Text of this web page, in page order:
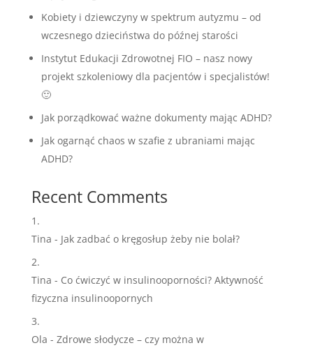
Kobiety i dziewczyny w spektrum autyzmu – od
wczesnego dzieciństwa do późnej starości
Instytut Edukacji Zdrowotnej FIO – nasz nowy
projekt szkoleniowy dla pacjentów i specjalistów!
🙂
Jak porządkować ważne dokumenty mając ADHD?
Jak ogarnąć chaos w szafie z ubraniami mając
ADHD?
Recent Comments
Tina - Jak zadbać o kręgosłup żeby nie bolał?
Tina - Co ćwiczyć w insulinooporności? Aktywność
fizyczna insulinoopornych
Ola - Zdrowe słodycze – czy można w